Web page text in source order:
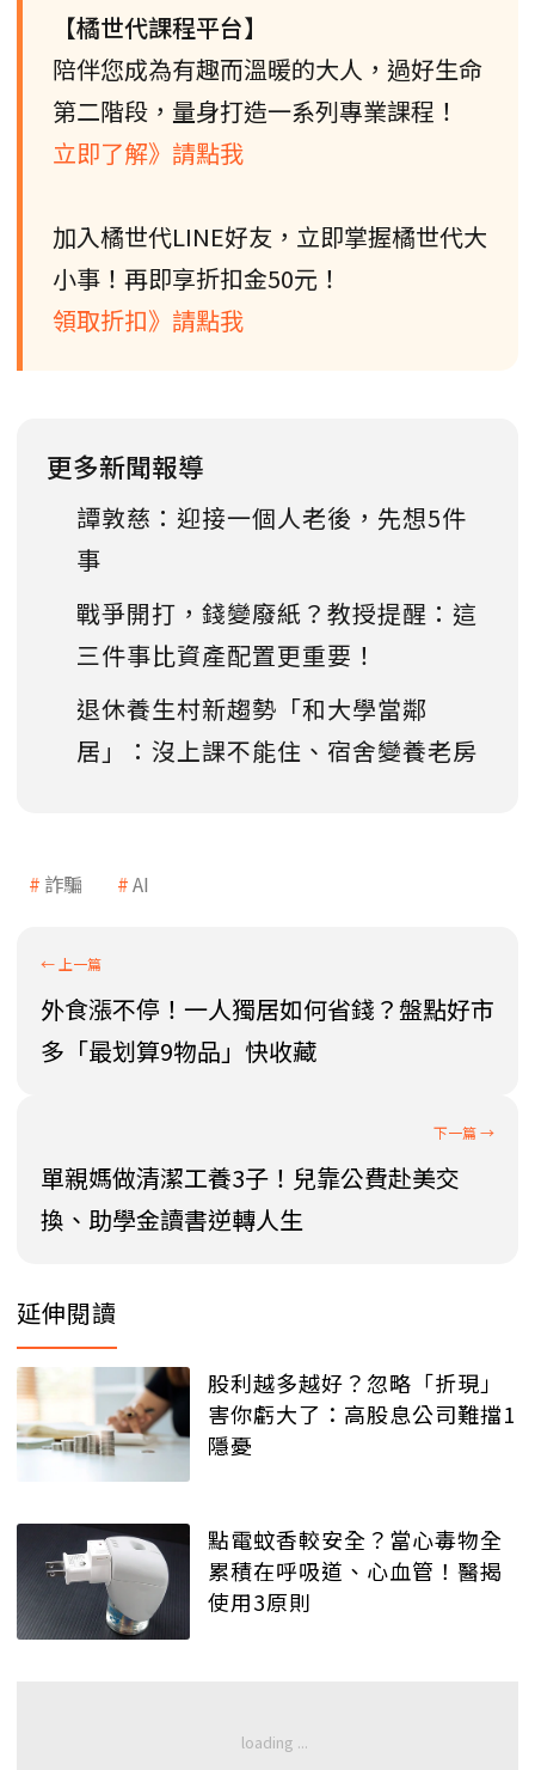
【橘世代課程平台】
陪伴您成為有趣而溫暖的大人，過好生命
第二階段，量身打造一系列專業課程！
立即了解》請點我
加入橘世代LINE好友，立即掌握橘世代大
小事！再即享折扣金50元！
領取折扣》請點我
更多新聞報導
譚敦慈：迎接一個人老後，先想5件
事
戰爭開打，錢變廢紙？教授提醒：這
三件事比資產配置更重要！
退休養生村新趨勢「和大學當鄰
居」：沒上課不能住、宿舍變養老房
詐騙 AI
外食漲不停！一人獨居如何省錢？盤點好市
多「最划算9物品」快收藏
單親媽做清潔工養3子！兒靠公費赴美交
換、助學金讀書逆轉人生
延伸閱讀
股利越多越好？忽略「折現」
害你虧大了：高股息公司難擋1
隱憂
點電蚊香較安全？當心毒物全
累積在呼吸道、心血管！醫揭
使用3原則